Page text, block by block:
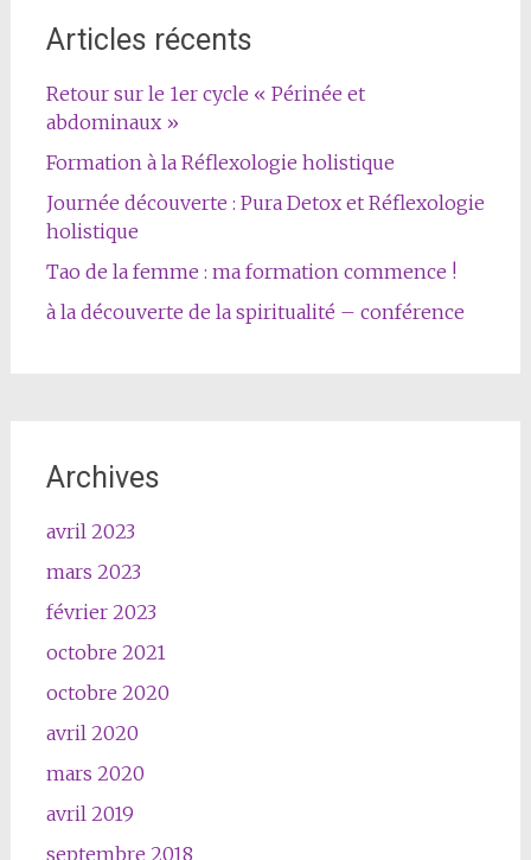
Articles récents
Retour sur le 1er cycle « Périnée et
abdominaux »
Formation à la Réflexologie holistique
Journée découverte : Pura Detox et Réflexologie
holistique
Tao de la femme : ma formation commence !
à la découverte de la spiritualité – conférence
Archives
avril 2023
mars 2023
février 2023
octobre 2021
octobre 2020
avril 2020
mars 2020
avril 2019
septembre 2018